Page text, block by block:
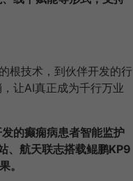
根技术，到伙伴开发的行
让AI真正成为千行万业
的癫痫病患者智能监护
、航天联志搭载鲲鹏KP9
。